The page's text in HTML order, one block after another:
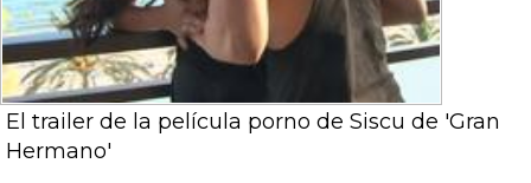
El trailer de la película porno de Siscu de 'Gran
Hermano'